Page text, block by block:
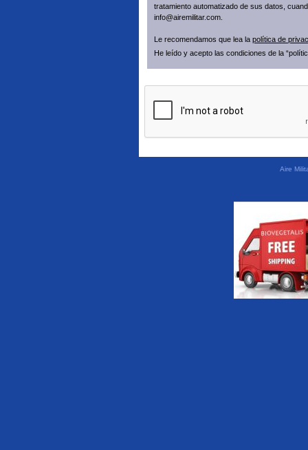
tratamiento automatizado de sus datos,
info@airemilitar.com.
Le recomendamos que lea la política de
He leído y acepto las condiciones de la
Aire